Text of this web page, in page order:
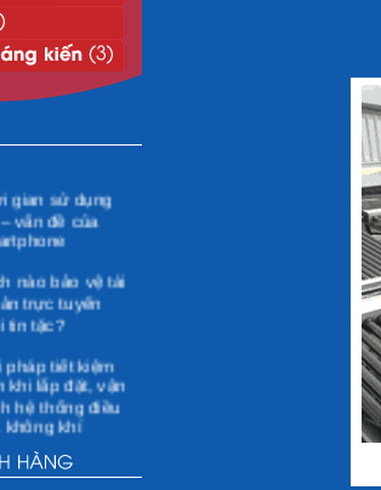
hóa” môi
CNTT
nước thải mi-ni
gian sử dụng
vấn đề của
nào bảo vệ tài
trực tuyến
tin tặc?
pháp tiết kiệm
khi lắp đặt, vận
hệ thống điều
không khí
giải pháp kỹ
cho việc tiết
điện